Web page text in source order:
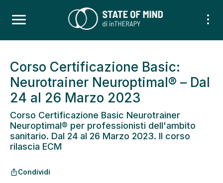
Corso Certificazione Basic:
Neurotrainer Neuroptimal® – Dal
24 al 26 Marzo 2023
Corso Certificazione Basic Neurotrainer
Neuroptimal® per professionisti dell'ambito
sanitario. Dal 24 al 26 Marzo 2023. Il corso
rilascia ECM
ios_shareCondividi